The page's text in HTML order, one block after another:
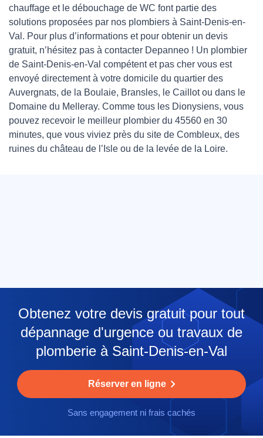
chauffage et le débouchage de WC font partie des
solutions proposées par nos plombiers à Saint-Denis-en-
Val. Pour plus d’informations et pour obtenir un devis
gratuit, n’hésitez pas à contacter Depanneo ! Un plombier
de Saint-Denis-en-Val compétent et pas cher vous est
envoyé directement à votre domicile du quartier des
Auvergnats, de la Boulaie, Bransles, le Caillot ou dans le
Domaine du Melleray. Comme tous les Dionysiens, vous
pouvez recevoir le meilleur plombier du 45560 en 30
minutes, que vous viviez près du site de Combleux, des
ruines du château de l’Isle ou de la levée de la Loire.
Obtenez votre devis gratuit pour tout
dépannage d'urgence ou travaux de
plomberie à Saint-Denis-en-Val
Réserver en ligne
Sans engagement ni frais cachés